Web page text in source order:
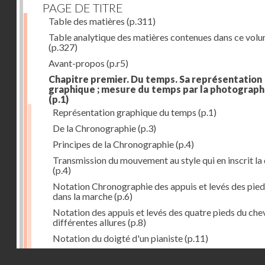
PAGE DE TITRE
Table des matières (p.311)
Table analytique des matières contenues dans ce
(p.327)
Avant-propos (p.r5)
Chapitre premier. Du temps. Sa représentation
graphique ; mesure du temps par la
(p.1)
Représentation graphique du temps (p.1)
De la Chronographie(p.3)
Principes de la Chronographie(p.4)
Transmission du mouvement au style qui en inscrit la
(p.4)
Notation Chronographie des appuis et levés des
dans la marche(p.6)
Notation des appuis et levés des quatre pieds du
différentes allures (p.8)
Notation du doigté d'un pianiste(p.11)